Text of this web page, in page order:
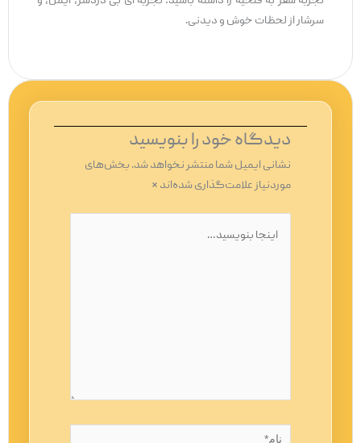
سرشار از لحظات خوش و دیدنی.
دیدگاه‌ خود را بنویسید
نشانی ایمیل شما منتشر نخواهد شد.بخش‌های
موردنیاز علامت‌گذاری شده‌اند*
بنویسید…
نام*